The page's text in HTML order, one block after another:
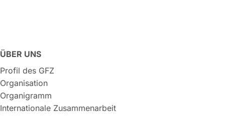
ÜBER UNS
Profil des GFZ
Organisation
Organigramm
Internationale Zusammenarbeit